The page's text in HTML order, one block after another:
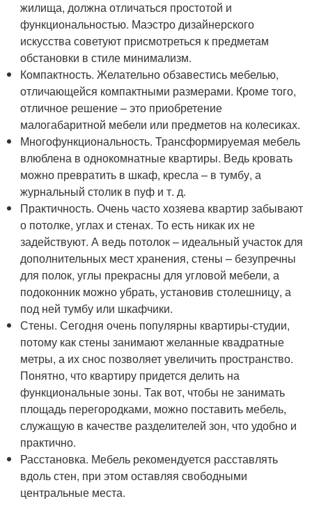
жилища, должна отличаться простотой и
функциональностью. Маэстро дизайнерского
искусства советуют присмотреться к предметам
обстановки в стиле минимализм.
Компактность. Желательно обзавестись мебелью,
отличающейся компактными размерами. Кроме того,
отличное решение – это приобретение
малогабаритной мебели или предметов на колесиках.
Многофункциональность. Трансформируемая мебель
влюблена в однокомнатные квартиры. Ведь кровать
можно превратить в шкаф, кресла – в тумбу, а
журнальный столик в пуф и т. д.
Практичность. Очень часто хозяева квартир забывают
о потолке, углах и стенах. То есть никак их не
задействуют. А ведь потолок – идеальный участок для
дополнительных мест хранения, стены – безупречны
для полок, углы прекрасны для угловой мебели, а
подоконник можно убрать, установив столешницу, а
под ней тумбу или шкафчики.
Стены. Сегодня очень популярны квартиры-студии,
потому как стены занимают желанные квадратные
метры, а их снос позволяет увеличить пространство.
Понятно, что квартиру придется делить на
функциональные зоны. Так вот, чтобы не занимать
площадь перегородками, можно поставить мебель,
служащую в качестве разделителей зон, что удобно и
практично.
Расстановка. Мебель рекомендуется расставлять
вдоль стен, при этом оставляя свободными
центральные места.